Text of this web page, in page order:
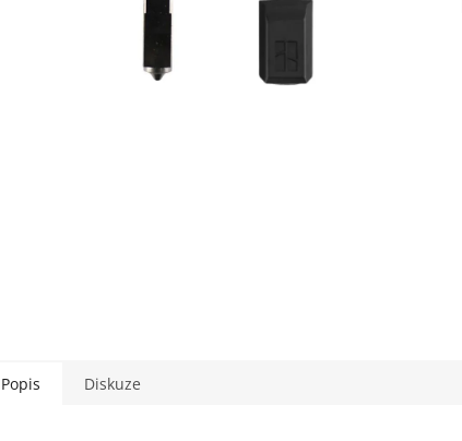
Popis Diskuze